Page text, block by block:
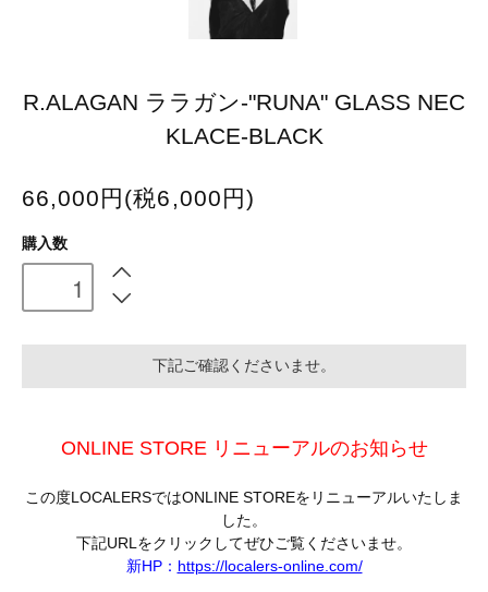
R.ALAGAN ララガン-"RUNA" GLASS NEC
KLACE-BLACK
66,000円(税6,000円)
購入数
下記ご確認くださいませ。
ONLINE STORE リニューアルのお知らせ
この度LOCALERSではONLINE STOREをリニューアルいたしま
した。
下記URLをクリックしてぜひご覧くださいませ。
新HP： https://localers-online.com/